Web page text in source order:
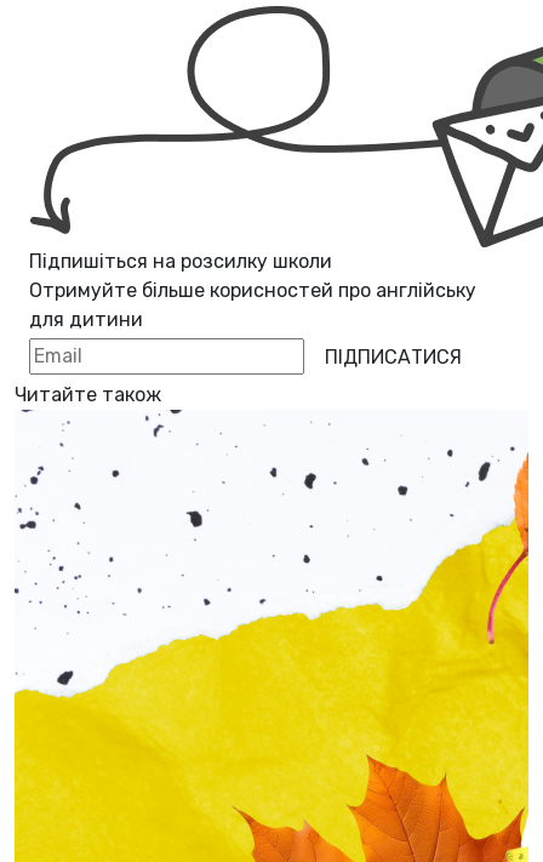
Підпишіться на розсилку школи
Отримуйте більше корисностей про англійську
для дитини
ПІДПИСАТИСЯ
Читайте також